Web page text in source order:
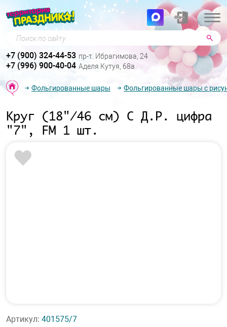
Поиск по сайту
+7 (900) 324-44-53 пр-т. Ибрагимова, 24
+7 (996) 900-40-04 Аделя Кутуя, 68а
Фольгированные шары Фольгированные шары с
Круг (18"/46 см) С Д.Р. цифра
"7", FM 1 шт.
Артикул: 401575/7